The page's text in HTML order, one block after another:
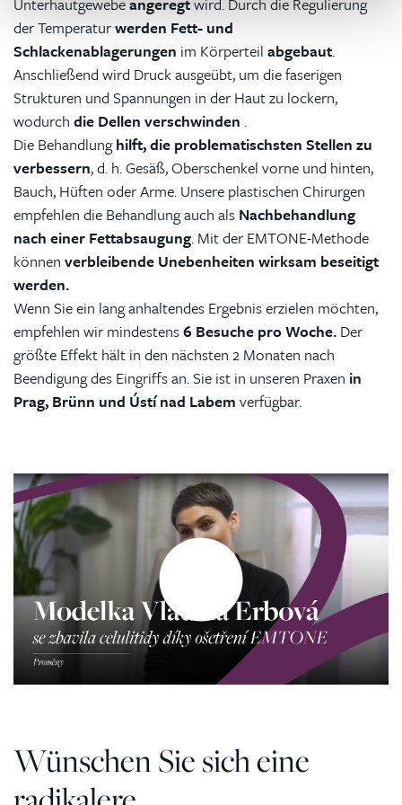
der Temperaturwerden Fett- und
Schlackenablagerungen im Körperteil abgebaut.
Anschließend wird Druck ausgeübt, um die faserigen
Strukturen und Spannungen in der Haut zu lockern,
wodurch die Dellen verschwinden .
Die Behandlunghilft, die problematischsten Stellen zu
verbessern, d. h. Gesäß, Oberschenkel vorne und hinten,
Bauch, Hüften oder Arme. Unsere plastischen Chirurgen
empfehlen die Behandlung auch als Nachbehandlung
nach einer Fettabsaugung. Mit der EMTONE-Methode
können verbleibende Unebenheiten wirksam beseitigt
werden.
Wenn Sie ein lang anhaltendes Ergebnis erzielen möchten,
empfehlen wir mindestens6 Besuche pro Woche. Der
größte Effekt hält in den nächsten 2 Monaten nach
Beendigung des Eingriffs an. Sie ist in unseren Praxen in
Prag, Brünn und Ústí nad Labem verfügbar.
Wünschen Sie sich eine